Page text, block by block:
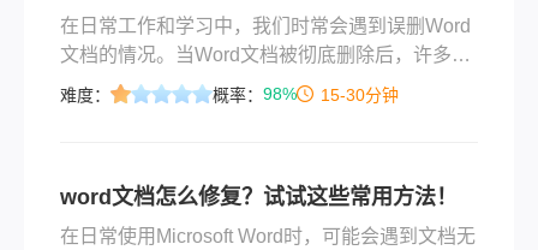
在日常工作和学习中，我们时常会遇到误删Word
文档的情况。当Word文档被彻底删除后，许多人
可能会感到焦虑和无助。然而，实际上有多种方
骤和注意事项。
难度： 概率： 98% 15-30分钟
word文档怎么修复？试试这些常用方法！
在日常使用Microsoft Word时，可能会遇到文档无